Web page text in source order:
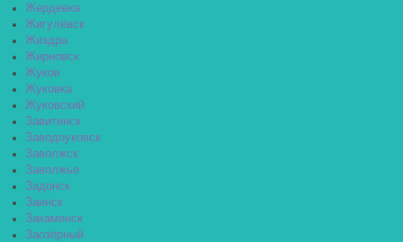
Жердевка
Жигулёвск
Жиздра
Жирновск
Жуков
Жуковка
Жуковский
Завитинск
Заводоуковск
Заволжск
Заволжье
Задонск
Заинск
Закаменск
Заозёрный